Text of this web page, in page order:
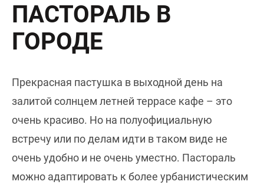
ПАСТОРАЛЬ В
ГОРОДЕ
Прекрасная пастушка в выходной день на
залитой солнцем летней террасе кафе – это
очень красиво. Но на полуофициальную
встречу или по делам идти в таком виде не
очень удобно и не очень уместно. Пастораль
можно адаптировать к более урбанистическим